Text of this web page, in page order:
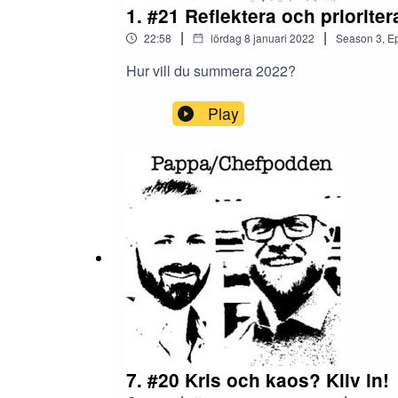
1. #21 Reflektera och
22:58 | lördag 8 januari 2022 | Season 3,
Hur vill du summera 2022?
Play
7. #20 Kris och kaos? Kliv in!